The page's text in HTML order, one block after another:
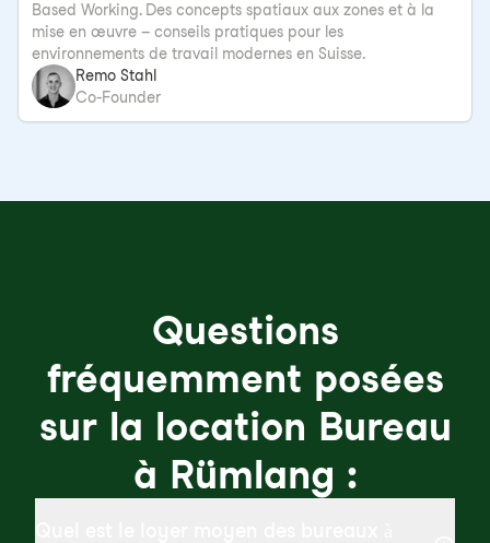
Based Working. Des concepts spatiaux aux zones et à la
mise en œuvre – conseils pratiques pour les
environnements de travail modernes en Suisse.
Remo Stahl
Co-Founder
Questions
fréquemment posées
sur la location Bureau
à Rümlang :